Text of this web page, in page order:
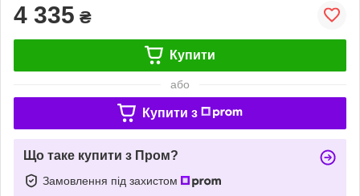
4 335 ₴
Купити
або
Купити з
Що таке купити з Пром?
Замовлення під захистом